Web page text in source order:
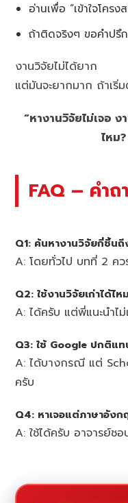
อ่านเพื่อ “เข้าใจโคร
ถ้าติดจริงๆ ขอคำปรึ
งานวิจัยไม่ได้ยาก
แต่มันจะยากมาก ถ้าเริ่
“หางานวิจัยไม่เจอ
ไหม
FAQ – คำ
Q1: ค้นหางานวิจัยกี่ชิ้นถึ
A: โดยทั่วไป บทที่ 2 ค
Q2: ใช้งานวิจัยเก่าได้ไห
A: ได้ครับ แต่พี่แนะนำไ
Q3: ใช้ Google ปกติแ
A: ได้บางกรณี แต่
ครับ
Q4: หาเจอแต่ภาษาอัง
A: ใช้ได้ครับ อาจารย์ช